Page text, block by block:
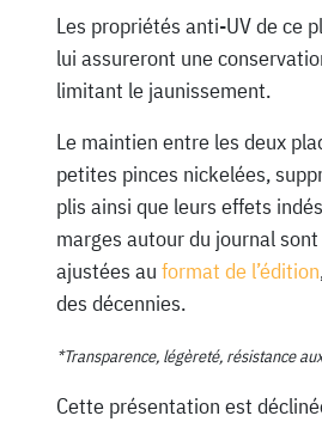
Les propriétés anti-UV de ce
lui assureront une
limitant le jaunissement.
Le maintien entre les deux
petites pinces nickelées,
plis ainsi que leurs effets
marges autour du journal
ajustées au format de l’édition
des décennies.
*Transparence, légèreté, résistance
Cette présentation est